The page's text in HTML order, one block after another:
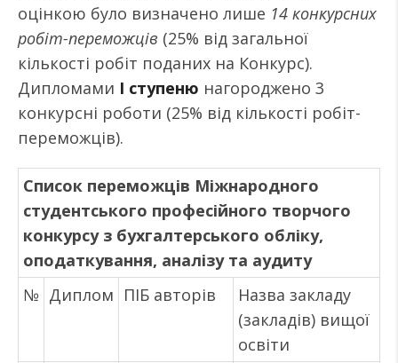
оцінкою було визначено лише 14 конкурсних
робіт-переможців (25% від загальної
кількості робіт поданих на Конкурс).
Дипломами І ступеню нагороджено 3
конкурсні роботи (25% від кількості робіт-
переможців).
Список переможців Міжнародного
студентського професійного творчого
конкурсу з бухгалтерського обліку,
оподаткування, аналізу та аудиту
№ Диплом ПІБ авторів
Назва закладу
(закладів) вищої
освіти